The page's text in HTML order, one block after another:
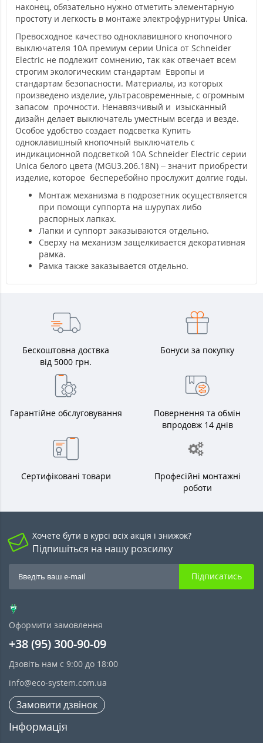
наконец, обязательно нужно отметить элементарную
простоту и легкость в монтаже электрофурнитуры Unica.
Превосходное качество одноклавишного кнопочного
выключателя 10А премиум серии Unica от Schneider
Electric не подлежит сомнению, так как отвечает всем
строгим экологическим стандартам Европы и
стандартам безопасности. Материалы, из которых
произведено изделие, ультрасовременные, с огромным
запасом прочности. Ненавязчивый и изысканный
дизайн делает выключатель уместным всегда и везде.
Особое удобство создает подсветка Купить
одноклавишный кнопочный выключатель с
индикационной подсветкой 10А Schneider Electric серии
Unica белого цвета (MGU3.206.18N) – значит приобрести
изделие, которое бесперебойно прослужит долгие годы.
Монтаж механизма в подрозетник осуществляется
при помощи суппорта на шурупах либо
распорных лапках.
Лапки и суппорт заказываются отдельно.
Сверху на механизм защелкивается декоративная
рамка.
Рамка также заказывается отдельно.
Бескоштовна доствка
від 5000 грн.
Бонуси за покупку
Гарантійне обслуговування
Повернення та обмін
впродовж 14 днів
Сертифіковані товари
Професійні монтажні
роботи
Хочете бути в курсі всіх акція і знижок?
Підпишіться на нашу розсилку
Підписатись
Оформити замовлення
+38 (95) 300-90-09
Дзовіть нам с 9:00 до 18:00
info@eco-system.com.ua
Замовити дзвінок
Інформація